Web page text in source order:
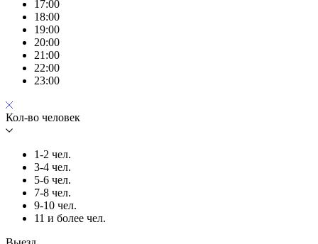
17:00
18:00
19:00
20:00
21:00
22:00
23:00
Кол-во человек
1-2 чел.
3-4 чел.
5-6 чел.
7-8 чел.
9-10 чел.
11 и более чел.